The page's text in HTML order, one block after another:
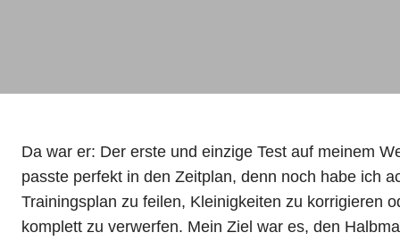
Da war er: Der erste und einzige Test auf meinem
passte perfekt in den Zeitplan, denn noch habe ich
Trainingsplan zu feilen, Kleinigkeiten zu korrigieren
komplett zu verwerfen. Mein Ziel war es, den